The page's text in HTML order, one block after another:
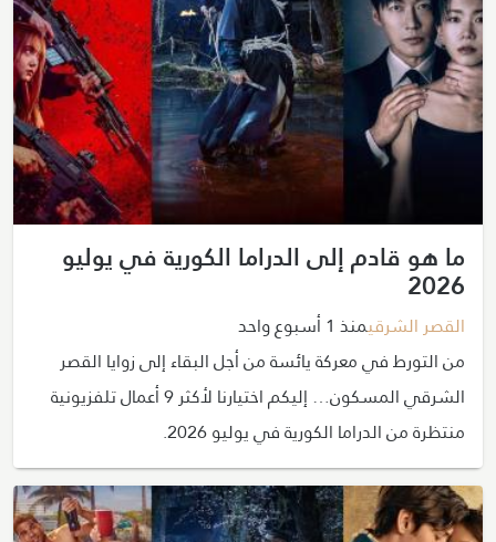
ما هو قادم إلى الدراما الكورية في يوليو
2026
القصر الشرقيمنذ 1 أسبوع واحد
من التورط في معركة يائسة من أجل البقاء إلى زوايا القصر
الشرقي المسكون… إليكم اختيارنا لأكثر 9 أعمال تلفزيونية
منتظرة من الدراما الكورية في يوليو 2026.